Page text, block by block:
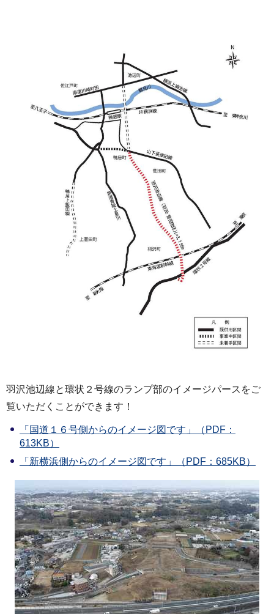
羽沢池辺線と環状２号線のランプ部のイメージパースをご
覧いただくことができます！
「国道１６号側からのイメージ図です」（PDF：
613KB）
「新横浜側からのイメージ図です」（PDF：685KB）